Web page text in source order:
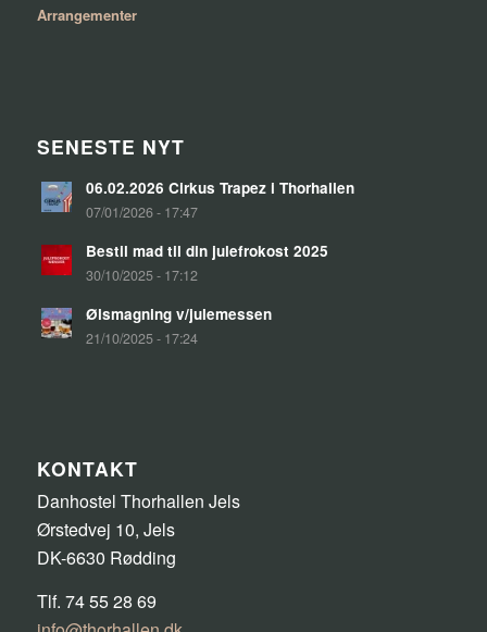
Arrangementer
SENESTE NYT
06.02.2026 Cirkus Trapez i Thorhallen
07/01/2026 - 17:47
Bestil mad til din julefrokost 2025
30/10/2025 - 17:12
Ølsmagning v/julemessen
21/10/2025 - 17:24
KONTAKT
Danhostel Thorhallen Jels
Ørstedvej 10, Jels
DK-6630 Rødding
Tlf. 74 55 28 69